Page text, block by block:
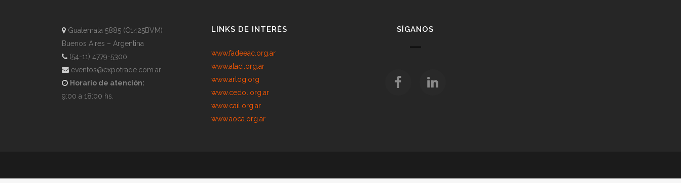
Guatemala 5885 (C1425BVM)
Buenos Aires – Argentina
(54-11) 4779-5300
eventos@expotrade.com.ar
Horario de atención:
9:00 a 18:00 hs.
LINKS DE INTERÉS
www.fadeeac.org.ar
www.ataci.org.ar
www.arlog.org
www.cedol.org.ar
www.cail.org.ar
www.aoca.org.ar
SÍGANOS